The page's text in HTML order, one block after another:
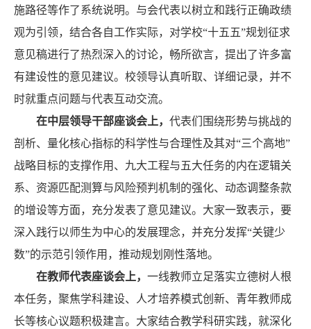
施路径等作了系统说明。与会代表以树立和践行正确政绩
观为引领，结合各自工作实际，对学校“十五五”规划征求
意见稿进行了热烈深入的讨论，畅所欲言，提出了许多富
有建设性的意见建议。校领导认真听取、详细记录，并不
时就重点问题与代表互动交流。
在中层领导干部座谈会上， 代表们围绕形势与挑战的
剖析、量化核心指标的科学性与合理性及其对“三个高地”
战略目标的支撑作用、九大工程与五大任务的内在逻辑关
系、资源匹配测算与风险预判机制的强化、动态调整条款
的增设等方面，充分发表了意见建议。大家一致表示，要
深入践行以师生为中心的发展理念，并充分发挥“关键少
数”的示范引领作用，推动规划刚性落地。
在教师代表座谈会上， 一线教师立足落实立德树人根
本任务，聚焦学科建设、人才培养模式创新、青年教师成
长等核心议题积极建言。大家结合教学科研实践，就深化